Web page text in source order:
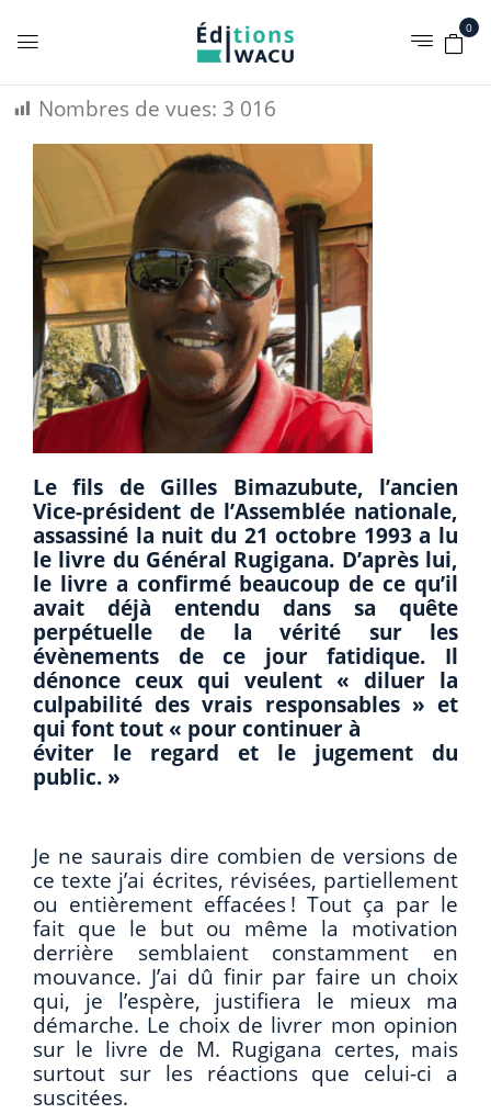
0
Nombres de vues: 3 016
Le fils de Gilles Bimazubute, l’ancien
Vice-président de l’Assemblée nationale,
assassiné la nuit du 21 octobre 1993 a lu
le livre du Général Rugigana. D’après lui,
le livre a confirmé beaucoup de ce qu’il
avait déjà entendu dans sa quête
perpétuelle de la vérité sur les
évènements de ce jour fatidique. Il
dénonce ceux qui veulent « diluer la
culpabilité des vrais responsables » et
qui font tout « pour continuer à
éviter le regard et le jugement du
public. »
Je ne saurais dire combien de versions de
ce texte j’ai écrites, révisées, partiellement
ou entièrement effacées ! Tout ça par le
fait que le but ou même la motivation
derrière semblaient constamment en
mouvance. J’ai dû finir par faire un choix
qui, je l’espère, justifiera le mieux ma
démarche. Le choix de livrer mon opinion
sur le livre de M. Rugigana certes, mais
surtout sur les réactions que celui-ci a
suscitées.